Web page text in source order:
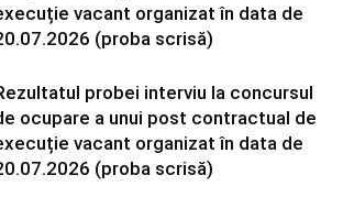
vacant organizat în data de
(proba scrisă)
probei interviu la concursul
ocupare a unui post contractual de
vacant organizat în data de
(proba scrisă)